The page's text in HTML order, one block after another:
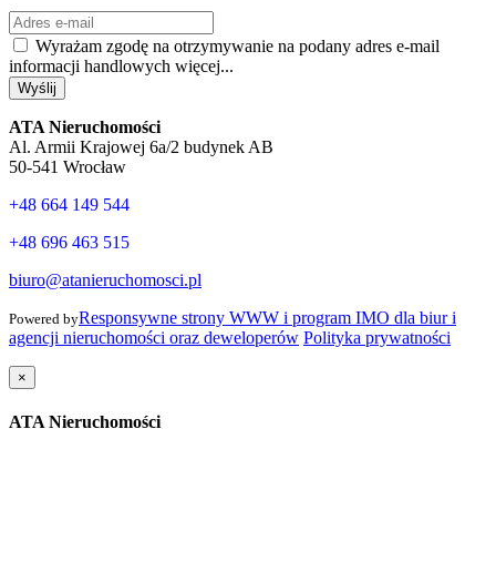
Wyrażam zgodę na otrzymywanie na podany adres e-mail
informacji handlowych więcej...
Wyślij
ATA Nieruchomości
Al. Armii Krajowej 6a/2 budynek AB
50-541 Wrocław
+48 664 149 544
+48 696 463 515
biuro@atanieruchomosci.pl
Powered byResponsywne strony WWW i program IMO dla biur i
agencji nieruchomości oraz deweloperów Polityka prywatności
×
ATA Nieruchomości